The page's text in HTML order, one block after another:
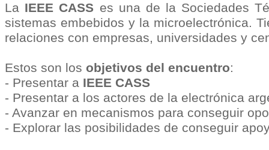
La IEEE CASS es una de la Sociedades
sistemas embebidos y la microelectrónica.
relaciones con empresas, universidades y
Estos son los objetivos del encuentro:
- Presentar a IEEE CASS
- Presentar a los actores de la electrónica
- Avanzar en mecanismos para conseguir
- Explorar las posibilidades de conseguir